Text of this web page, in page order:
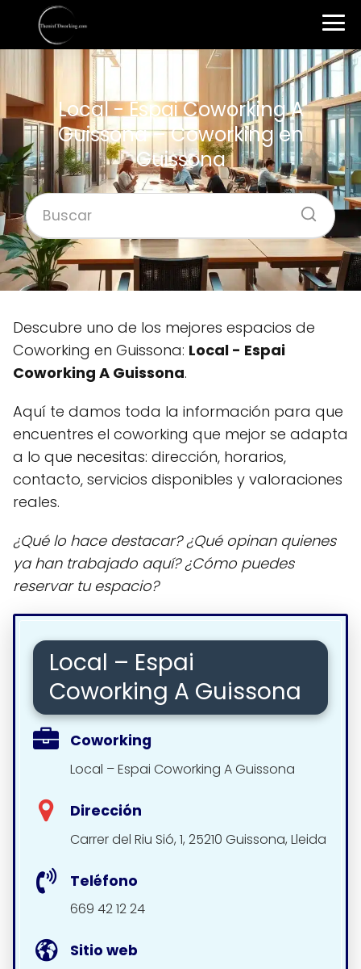
Local - Espai Coworking A
Guissona – Coworking en
Guissona
Descubre uno de los mejores espacios de
Coworking en Guissona: Local - Espai
Coworking A Guissona.
Aquí te damos toda la información para que
encuentres el coworking que mejor se adapta
a lo que necesitas: dirección, horarios,
contacto, servicios disponibles y valoraciones
reales.
¿Qué lo hace destacar? ¿Qué opinan quienes
ya han trabajado aquí? ¿Cómo puedes
reservar tu espacio?
Local – Espai
Coworking A Guissona
Coworking
Local – Espai Coworking A Guissona
Dirección
Carrer del Riu Sió, 1, 25210 Guissona, Lleida
Teléfono
669 42 12 24
Sitio web